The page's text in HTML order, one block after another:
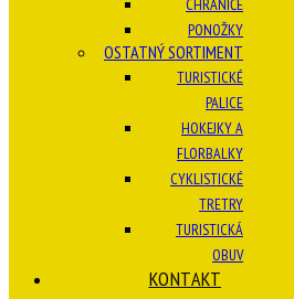
CHRÁNIČE
PONOŽKY
OSTATNÝ SORTIMENT
TURISTICKÉ
PALICE
HOKEJKY A
FLORBALKY
CYKLISTICKÉ
TRETRY
TURISTICKÁ
OBUV
KONTAKT